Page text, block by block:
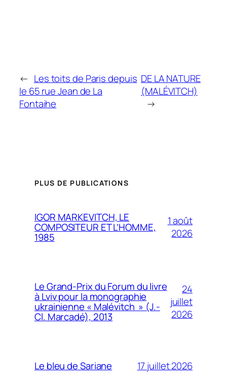
← Les toits de Paris depuis
le 65 rue Jean de La
Fontaihe
DE LA NATURE
(MALÉVITCH)
→
PLUS DE PUBLICATIONS
IGOR MARKEVITCH, LE
COMPOSITEUR ET L’HOMME,
1985
1 août
2026
Le Grand-Prix du Forum du livre
à Lviv pour la monographie
ukrainienne « Malévitch » (J.-
Cl. Marcadé), 2013
24
juillet
2026
Le bleu de Sariane 17 juillet 2026